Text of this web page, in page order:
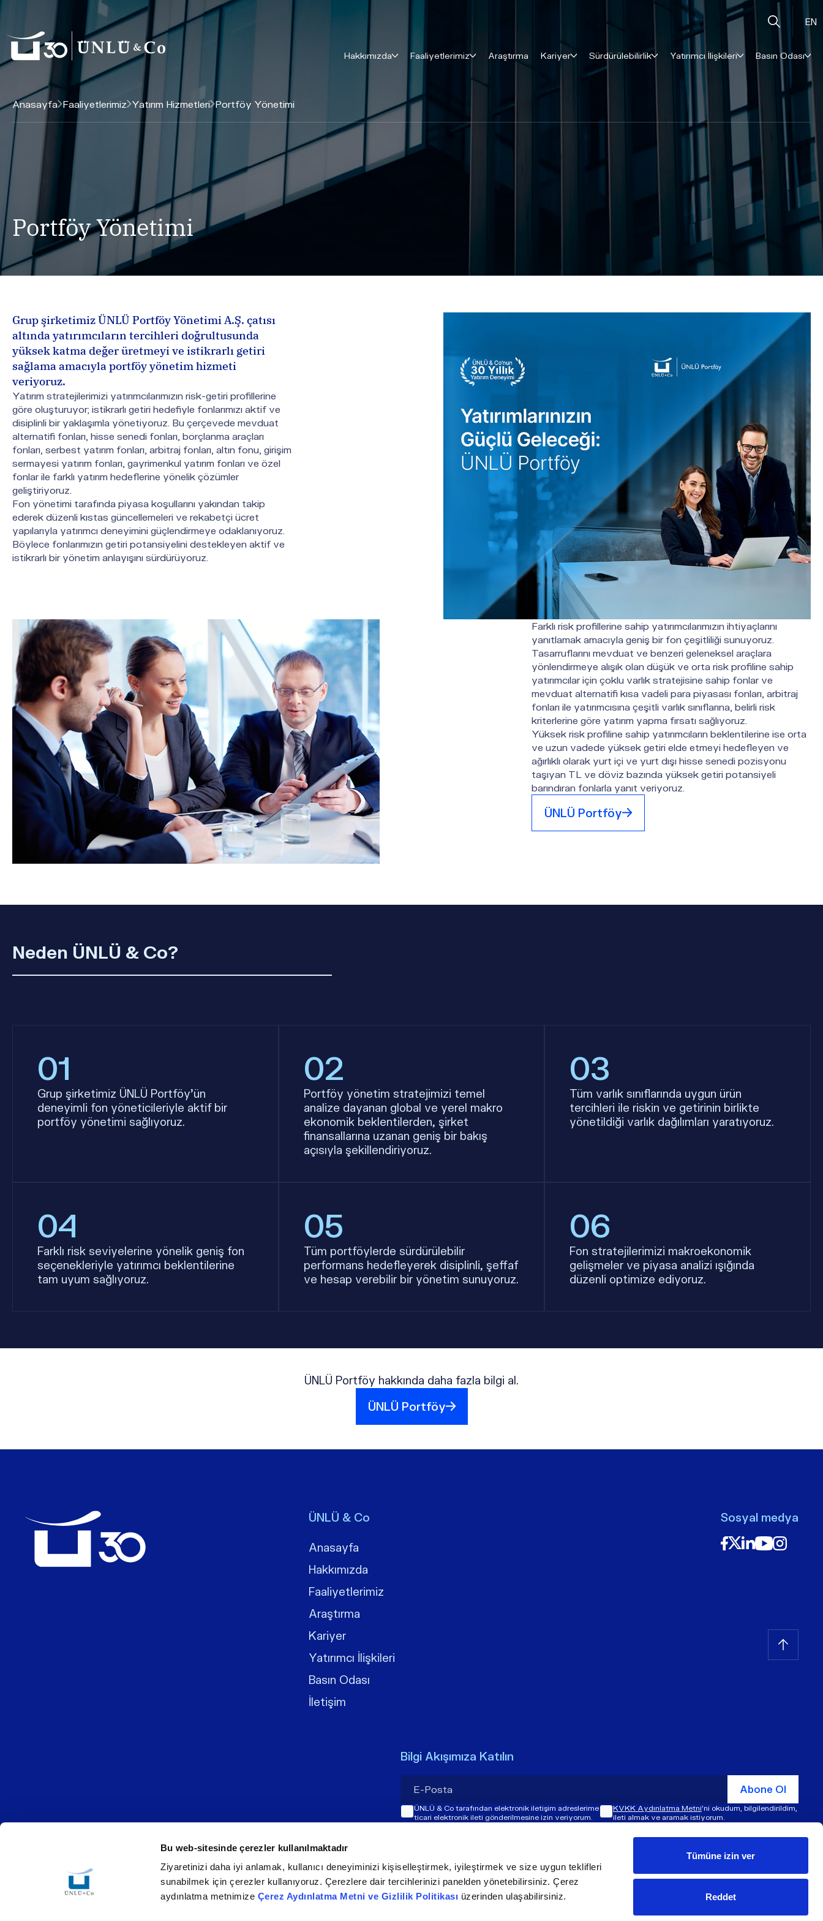
Bu web-sitesinde çerezler kullanılmaktadır
Ziyaretinizi daha iyi anlamak, kullanıcı deneyiminizi kişiselleştirmek, iyileştirmek ve size uygun teklifleri
sunabilmek için çerezler kullanıyoruz. Çerezlere dair tercihlerinizi panelden yönetebilirsiniz. Çerez
aydınlatma metnimize Çerez Aydınlatma Metni ve Gizlilik Politikası üzerinden ulaşabilirsiniz.
Tümüne izin ver
Reddet
EN
Hakkımızda Faaliyetlerimiz Araştırma Kariyer Sürdürülebilirlik Yatırımcı İlişkileri Basın Odası
Anasayfa Faaliyetlerimiz Yatırım Hizmetleri Portföy Yönetimi
Portföy Yönetimi
Grup şirketimiz ÜNLÜ Portföy Yönetimi A.Ş. çatısı
altında yatırımcıların tercihleri doğrultusunda
yüksek katma değer üretmeyi ve istikrarlı getiri
sağlama amacıyla portföy yönetim hizmeti
veriyoruz.
Yatırım stratejilerimizi yatırımcılarımızın risk-getiri profillerine
göre oluşturuyor; istikrarlı getiri hedefiyle fonlarımızı aktif ve
disiplinli bir yaklaşımla yönetiyoruz. Bu çerçevede mevduat
alternatifi fonları, hisse senedi fonları, borçlanma araçları
fonları, serbest yatırım fonları, arbitraj fonları, altın fonu, girişim
sermayesi yatırım fonları, gayrimenkul yatırım fonları ve özel
fonlar ile farklı yatırım hedeflerine yönelik çözümler
geliştiriyoruz.
Fon yönetimi tarafında piyasa koşullarını yakından takip
ederek düzenli kıstas güncellemeleri ve rekabetçi ücret
yapılarıyla yatırımcı deneyimini güçlendirmeye odaklanıyoruz.
Böylece fonlarımızın getiri potansiyelini destekleyen aktif ve
istikrarlı bir yönetim anlayışını sürdürüyoruz.
Farklı risk profillerine sahip yatırımcılarımızın ihtiyaçlarını
yanıtlamak amacıyla geniş bir fon çeşitliliği sunuyoruz.
Tasarruflarını mevduat ve benzeri geleneksel araçlara
yönlendirmeye alışık olan düşük ve orta risk profiline sahip
yatırımcılar için çoklu varlık stratejisine sahip fonlar ve
mevduat alternatifi kısa vadeli para piyasası fonları, arbitraj
fonları ile yatırımcısına çeşitli varlık sınıflarına, belirli risk
kriterlerine göre yatırım yapma fırsatı sağlıyoruz.
Yüksek risk profiline sahip yatırımcıların beklentilerine ise orta
ve uzun vadede yüksek getiri elde etmeyi hedefleyen ve
ağırlıklı olarak yurt içi ve yurt dışı hisse senedi pozisyonu
taşıyan TL ve döviz bazında yüksek getiri potansiyeli
barındıran fonlarla yanıt veriyoruz.
ÜNLÜ Portföy
Neden ÜNLÜ & Co?
01
Grup şirketimiz ÜNLÜ Portföy’ün
deneyimli fon yöneticileriyle aktif bir
portföy yönetimi sağlıyoruz.
02
Portföy yönetim stratejimizi temel
analize dayanan global ve yerel makro
ekonomik beklentilerden, şirket
finansallarına uzanan geniş bir bakış
açısıyla şekillendiriyoruz.
03
Tüm varlık sınıflarında uygun ürün
tercihleri ile riskin ve getirinin birlikte
yönetildiği varlık dağılımları yaratıyoruz.
04
Farklı risk seviyelerine yönelik geniş fon
seçenekleriyle yatırımcı beklentilerine
tam uyum sağlıyoruz.
05
Tüm portföylerde sürdürülebilir
performans hedefleyerek disiplinli, şeffaf
ve hesap verebilir bir yönetim sunuyoruz.
06
Fon stratejilerimizi makroekonomik
gelişmeler ve piyasa analizi ışığında
düzenli optimize ediyoruz.
ÜNLÜ Portföy hakkında daha fazla bilgi al.
ÜNLÜ Portföy
ÜNLÜ & Co
Anasayfa
Hakkımızda
Faaliyetlerimiz
Araştırma
Kariyer
Yatırımcı İlişkileri
Basın Odası
İletişim
Sosyal medya
Bilgi Akışımıza Katılın
Abone Ol
ÜNLÜ & Co tarafından elektronik iletişim adreslerime
ticari elektronik ileti gönderilmesine izin veriyorum.
KVKK Aydınlatma Metni'ni okudum, bilgilendirildim,
ileti almak ve aramak istiyorum.
Çerez PolitikasıBilgi Toplumu HizmetleriKVKK © ​​2026 ÜNLÜ & Co. Tüm hakları saklıdır.